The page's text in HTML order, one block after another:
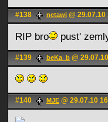
#138 netawi @ 29.07.10
RIP bro pust'
#139 beKa_b @
#140 MJE @ 29.07.10